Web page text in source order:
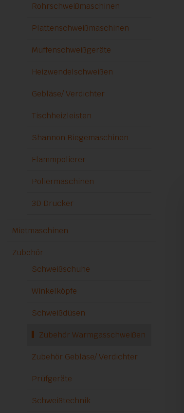
Rohrschweißmaschinen
Plattenschweißmaschinen
Muffenschweißgeräte
Heizwendelschweißen
Gebläse/ Verdichter
Tischheizleisten
Shannon Biegemaschinen
Flammpolierer
Poliermaschinen
3D Drucker
Mietmaschinen
Zubehör
Schweißschuhe
Winkelköpfe
Schweißdüsen
Zubehör Warmgasschweißen
Zubehör Gebläse/ Verdichter
Prüfgeräte
Schweißtechnik